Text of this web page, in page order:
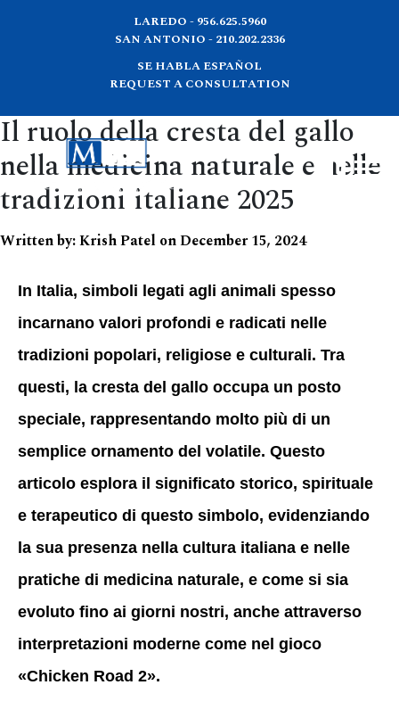
LAREDO - 956.625.5960
SAN ANTONIO - 210.202.2336
SE HABLA ESPAÑOL
REQUEST A CONSULTATION
Il ruolo della cresta del gallo
nella medicina naturale e nelle
tradizioni italiane 2025
Written by:Krish Patel onDecember 15, 2024
In Italia, simboli legati agli animali spesso
incarnano valori profondi e radicati nelle
tradizioni popolari, religiose e culturali. Tra
questi, la cresta del gallo occupa un posto
speciale, rappresentando molto più di un
semplice ornamento del volatile. Questo
articolo esplora il significato storico, spirituale
e terapeutico di questo simbolo, evidenziando
la sua presenza nella cultura italiana e nelle
pratiche di medicina naturale, e come si sia
evoluto fino ai giorni nostri, anche attraverso
interpretazioni moderne come nel gioco
«Chicken Road 2».